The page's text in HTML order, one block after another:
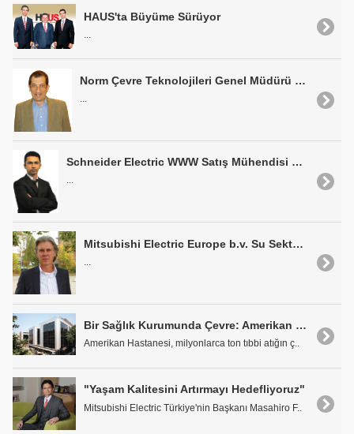
HAUS'ta Büyüme Sürüyor
Norm Çevre Teknolojileri Genel Müdürü Murad Özbaşaran: "Tüm Süreçler Yeniden Ele Alınıp, Düzenlenmeli"
...
Schneider Electric WWW Satış Mühendisi Ramazan Tunçer: "Aquis ile Altyapıyı Kontrol Altına Alıyoruz"
...
Mitsubishi Electric Europe b.v. Su Sektörü Yöneticisi Detlef Koffke: "Çevre Sektöründe Anahtar Firmalardan Biri Olmak İstiyoruz"
...
Bir Sağlık Kurumunda Çevre: Amerikan Hastanesi
Amerikan Hastanesi, milyonlarca ton tıbbi atığın ç..
"Yaşam Kalitesini Artırmayı Hedefliyoruz"
Mitsubishi Electric Türkiye'nin Başkanı Masahiro F..